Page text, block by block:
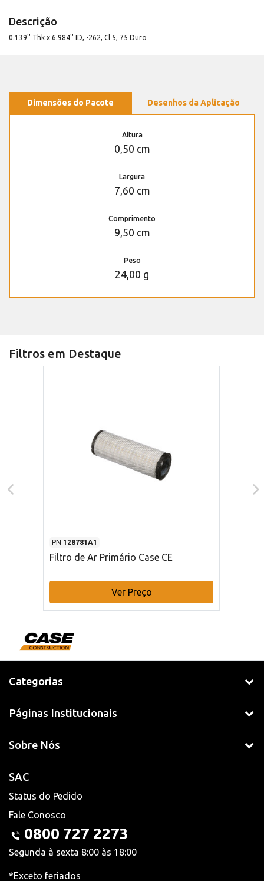
Descrição
0.139'' Thk x 6.984'' ID, -262, Cl 5, 75 Duro
Dimensões do Pacote Desenhos da Aplicação
Altura
0,50 cm
Largura
7,60 cm
Comprimento
9,50 cm
Peso
24,00 g
Filtros em Destaque
PN 128781A1
Filtro de Ar Primário Case CE
Ver Preço
Categorias
Páginas Institucionais
Sobre Nós
SAC
Status do Pedido
Fale Conosco
0800 727 2273
Segunda à sexta 8:00 às 18:00
*Exceto feriados